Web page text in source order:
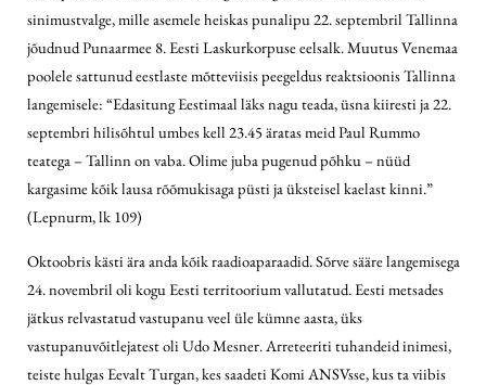
sinimustvalge, mille asemele heiskas punalipu 22. septembril Tallinna
jõudnud Punaarmee 8. Eesti Laskurkorpuse eelsalk. Muutus Venemaa
poolele sattunud eestlaste mõtteviisis peegeldus reaktsioonis Tallinna
langemisele: “Edasitung Eestimaal läks nagu teada, üsna kiiresti ja 22.
septembri hilisõhtul umbes kell 23.45 äratas meid Paul Rummo
teatega – Tallinn on vaba. Olime juba pugenud põhku – nüüd
kargasime kõik lausa rõõmukisaga püsti ja üksteisel kaelast kinni.”
(Lepnurm, lk 109)
Oktoobris kästi ära anda kõik raadioaparaadid. Sõrve sääre langemisega
24. novembril oli kogu Eesti territoorium vallutatud. Eesti metsades
jätkus relvastatud vastupanu veel üle kümne aasta, üks
vastupanuvõitlejatest oli Udo Mesner. Arreteeriti tuhandeid inimesi,
teiste hulgas Eevalt Turgan, kes saadeti Komi ANSVsse, kus ta viibis